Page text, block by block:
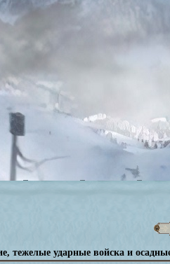
тежелые ударные войска и